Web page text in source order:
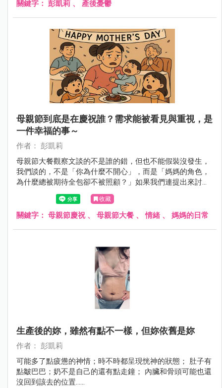
關鍵字： 彭凱莉 、 產後憂鬱
母親節到底是在慶祝誰？需求能被看見與重視，是
一件幸福的事～
作者： 彭凱莉
母親節大餐觀察文談的不是誰的錯，但也不能假裝沒發生，
我們談的，不是「你為什麼不開心」，而是「媽媽的角色，
為什麼總被期待全包卻不被照顧？」如果我們連提出來討論
的空間都沒有，那只會讓那些默默付出的母親，在笑容背後
更覺孤單與委屈⋯
收藏
關鍵字： 母親節慶祝、 母親節大餐 、情緒 、 媽媽的日常
生產後的妳，雖然有點不一樣，但妳依舊是妳
作者： 彭凱莉
可能多了點疲憊的神情；時不時都呈現恍神的狀態； 肚子有
點皺巴巴；奶不是自己的還有點走鐘； 內臟和骨頭可能也還
沒回到該去的位置......